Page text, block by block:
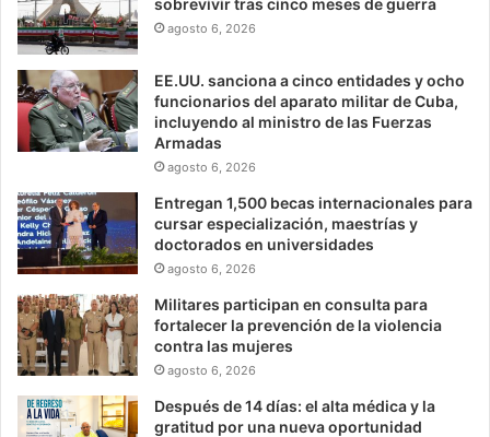
agosto 6, 2026
EE.UU. sanciona a cinco entidades y ocho
funcionarios del aparato militar de Cuba,
incluyendo al ministro de las Fuerzas
Armadas
agosto 6, 2026
Entregan 1,500 becas internacionales para
cursar especialización, maestrías y
doctorados en universidades
agosto 6, 2026
Militares participan en consulta para
fortalecer la prevención de la violencia
contra las mujeres
agosto 6, 2026
Después de 14 días: el alta médica y la
gratitud por una nueva oportunidad